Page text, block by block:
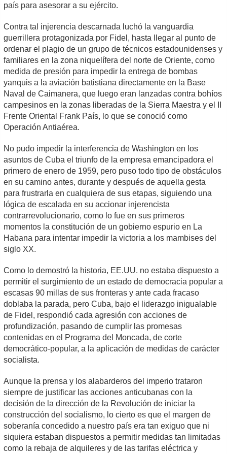
país para asesorar a su ejército.
Contra tal injerencia descarnada luchó la vanguardia
guerrillera protagonizada por Fidel, hasta llegar al punto de
ordenar el plagio de un grupo de técnicos estadounidenses y
familiares en la zona niquelífera del norte de Oriente, como
medida de presión para impedir la entrega de bombas
yanquis a la aviación batistiana directamente en la Base
Naval de Caimanera, que luego eran lanzadas contra bohíos
campesinos en la zonas liberadas de la Sierra Maestra y el II
Frente Oriental Frank País, lo que se conoció como
Operación Antiaérea.
No pudo impedir la interferencia de Washington en los
asuntos de Cuba el triunfo de la empresa emancipadora el
primero de enero de 1959, pero puso todo tipo de obstáculos
en su camino antes, durante y después de aquella gesta
para frustrarla en cualquiera de sus etapas, siguiendo una
lógica de escalada en su accionar injerencista
contrarrevolucionario, como lo fue en sus primeros
momentos la constitución de un gobierno espurio en La
Habana para intentar impedir la victoria a los mambises del
siglo XX.
Como lo demostró la historia, EE.UU. no estaba dispuesto a
permitir el surgimiento de un estado de democracia popular a
escasas 90 millas de sus fronteras y ante cada fracaso
doblaba la parada, pero Cuba, bajo el liderazgo inigualable
de Fidel, respondió cada agresión con acciones de
profundización, pasando de cumplir las promesas
contenidas en el Programa del Moncada, de corte
democrático-popular, a la aplicación de medidas de carácter
socialista.
Aunque la prensa y los alabarderos del imperio trataron
siempre de justificar las acciones anticubanas con la
decisión de la dirección de la Revolución de iniciar la
construcción del socialismo, lo cierto es que el margen de
soberanía concedido a nuestro país era tan exiguo que ni
siquiera estaban dispuestos a permitir medidas tan limitadas
como la rebaja de alquileres y de las tarifas eléctrica y